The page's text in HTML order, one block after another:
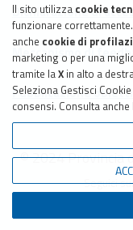
Il sito utilizza cookie
funzionare
anche cookie di
marketing o per una
tramite laX in alto a
Seleziona Gestisci
consensi. Consulta
Dichiarazione di
Meccanismo di
Pubblicazione
© 2024 Provincia
Seguici su: